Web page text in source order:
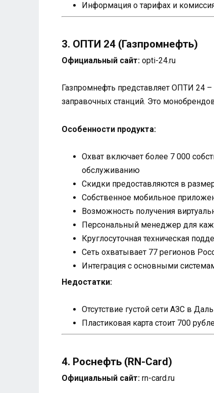
Информация о тарифах и
3. ОПТИ 24 (Газпромнефть)
Официальный сайт: opti-24.ru
Газпромнефть представляет ОПТИ 24
заправочных станций. Это
Особенности продукта:
Охват включает более 7 000
обслуживанию
Скидки предоставляются в
Собственное мобильное
Возможность получения
Персональный менеджер для
Круглосуточная техническая
Сеть охватывает 77 регионов
Интеграция с основными
Недостатки:
Отсутствие густой сети АЗС в
Пластиковая карта стоит 700
4. Роснефть (RN-Card)
Официальный сайт: rn-card.ru